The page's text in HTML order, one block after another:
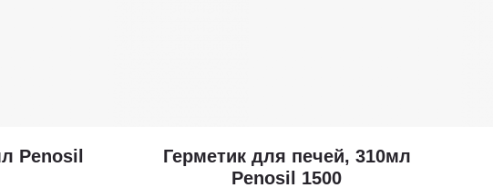
Penosil
Герметик для печей, 310мл
Penosil 1500